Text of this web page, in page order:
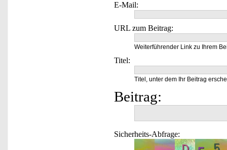
E-Mail:
URL zum Beitrag:
Weiterführender Link zu Ihrem
Titel:
Titel, unter dem Ihr Beitrag
Beitrag:
Sicherheits-Abfrage: